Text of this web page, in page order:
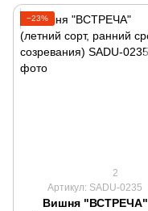
−23%
2
Артикул: SADU-0235
Вишня "ВСТРЕЧА"